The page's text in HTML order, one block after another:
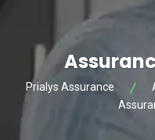
Prialys Assurance